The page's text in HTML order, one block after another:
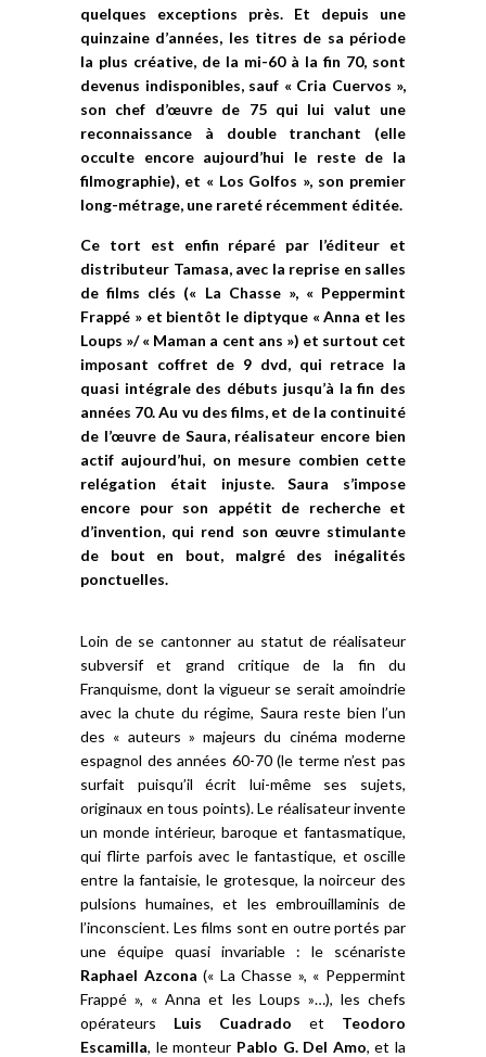
quelques exceptions près. Et depuis une
quinzaine d’années, les titres de sa période
la plus créative, de la mi-60 à la fin 70, sont
devenus indisponibles, sauf « Cria Cuervos »,
son chef d’œuvre de 75 qui lui valut une
reconnaissance à double tranchant (elle
occulte encore aujourd’hui le reste de la
filmographie), et « Los Golfos », son premier
long-métrage, une rareté récemment éditée.
Ce tort est enfin réparé par l’éditeur et
distributeur Tamasa, avec la reprise en salles
de films clés (« La Chasse », « Peppermint
Frappé » et bientôt le diptyque « Anna et les
Loups »/ « Maman a cent ans ») et surtout cet
imposant coffret de 9 dvd, qui retrace la
quasi intégrale des débuts jusqu’à la fin des
années 70. Au vu des films, et de la continuité
de l’œuvre de Saura, réalisateur encore bien
actif aujourd’hui, on mesure combien cette
relégation était injuste. Saura s’impose
encore pour son appétit de recherche et
d’invention, qui rend son œuvre stimulante
de bout en bout, malgré des inégalités
ponctuelles.
Loin de se cantonner au statut de réalisateur
subversif et grand critique de la fin du
Franquisme, dont la vigueur se serait amoindrie
avec la chute du régime, Saura reste bien l’un
des « auteurs » majeurs du cinéma moderne
espagnol des années 60-70 (le terme n’est pas
surfait puisqu’il écrit lui-même ses sujets,
originaux en tous points). Le réalisateur invente
un monde intérieur, baroque et fantasmatique,
qui flirte parfois avec le fantastique, et oscille
entre la fantaisie, le grotesque, la noirceur des
pulsions humaines, et les embrouillaminis de
l’inconscient. Les films sont en outre portés par
une équipe quasi invariable : le scénariste
Raphael Azcona (« La Chasse », « Peppermint
Frappé », « Anna et les Loups »…), les chefs
opérateurs Luis Cuadrado et Teodoro
Escamilla, le monteur Pablo G. Del Amo, et la